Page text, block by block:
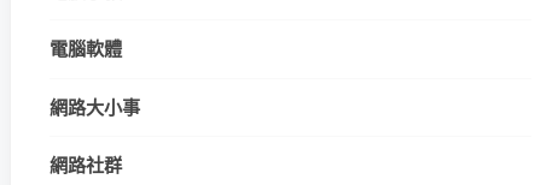
電腦軟體
網路大小事
網路社群